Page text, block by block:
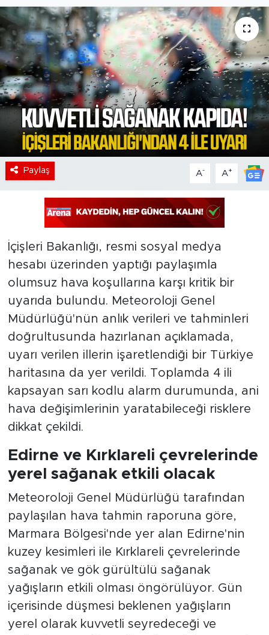
Paylaş A- A+
İçişleri Bakanlığı, resmi sosyal medya
hesabı üzerinden yaptığı paylaşımla
olumsuz hava koşullarına karşı kritik bir
uyarıda bulundu. Meteoroloji Genel
Müdürlüğü'nün anlık verileri ve tahminleri
doğrultusunda hazırlanan açıklamada,
uyarı verilen illerin işaretlendiği bir Türkiye
haritasına da yer verildi. Toplamda 4 ili
kapsayan sarı kodlu alarm durumunda, ani
hava değişimlerinin yaratabileceği risklere
dikkat çekildi.
Edirne ve Kırklareli çevrelerinde
yerel sağanak etkili olacak
Meteoroloji Genel Müdürlüğü tarafından
paylaşılan hava tahmin raporuna göre,
Marmara Bölgesi'nde yer alan Edirne'nin
kuzey kesimleri ile Kırklareli çevrelerinde
sağanak ve gök gürültülü sağanak
yağışların etkili olması öngörülüyor. Gün
içerisinde düşmesi beklenen yağışların
yerel olarak kuvvetli seyredeceği ve